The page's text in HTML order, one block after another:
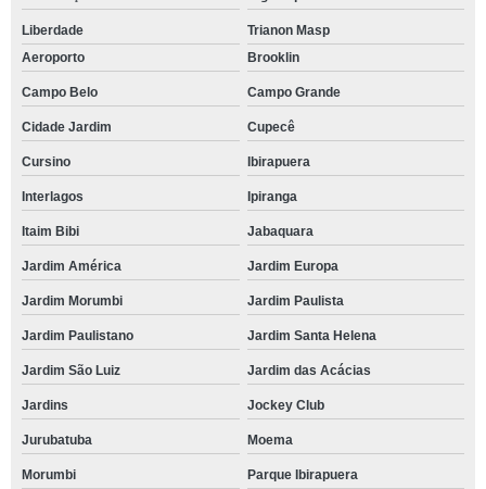
Liberdade
Trianon Masp
Aeroporto
Brooklin
Campo Belo Campo Grande
Cidade Jardim Cupecê
Cursino Ibirapuera
Interlagos Ipiranga
Itaim Bibi Jabaquara
Jardim América Jardim Europa
Jardim Morumbi Jardim Paulista
Jardim Paulistano Jardim Santa Helena
Jardim São Luiz Jardim das Acácias
Jardins Jockey Club
Jurubatuba Moema
Morumbi Parque Ibirapuera